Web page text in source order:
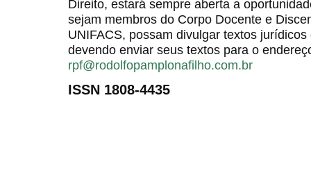
Direito, estará sempre aberta a
sejam membros do Corpo Docente e
UNIFACS, possam divulgar textos
devendo enviar seus textos para o
rpf@rodolfopamplonafilho.com.br
ISSN 1808-4435